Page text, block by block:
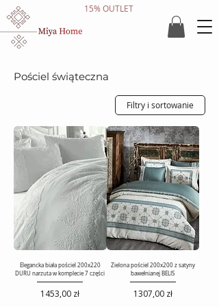
15% OUTLET
Pościel świąteczna
Filtry i sortowanie
Elegancka biała pościel 200x220
DURU narzuta w komplecie 7 części
Cena
1453,00 zł
Zielona pościel 200x200 z satyny
bawełnianej BELIS
Cena
1307,00 zł